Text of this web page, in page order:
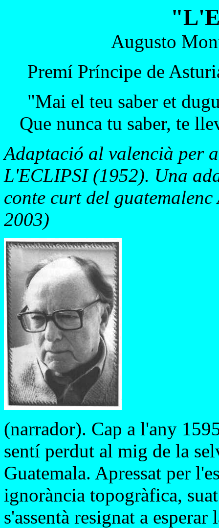
Augusto
Premí Príncipe de
"Mai el teu saber et
Que nunca tu saber, te
Adaptació al valencià per
L'ECLIPSI (1952). Una
conte curt del
2003)
(narrador). Cap a l'any
sentí perdut al mig de la
Guatemala. Apressat per
ignorància topogràfica,
s'assentà resignat a